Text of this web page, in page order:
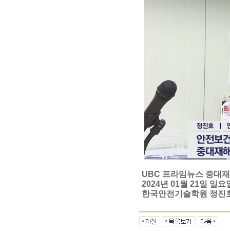
UBC 프라임뉴스 중대
2024년 01월 21일 일요
한국안전기술학원 정진